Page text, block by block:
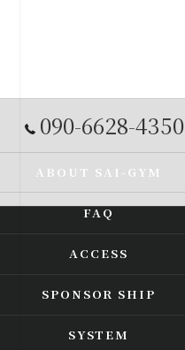
090-6628-4350
ABOUT SAI-GYM
FAQ
ACCESS
SPONSOR SHIP
SYSTEM